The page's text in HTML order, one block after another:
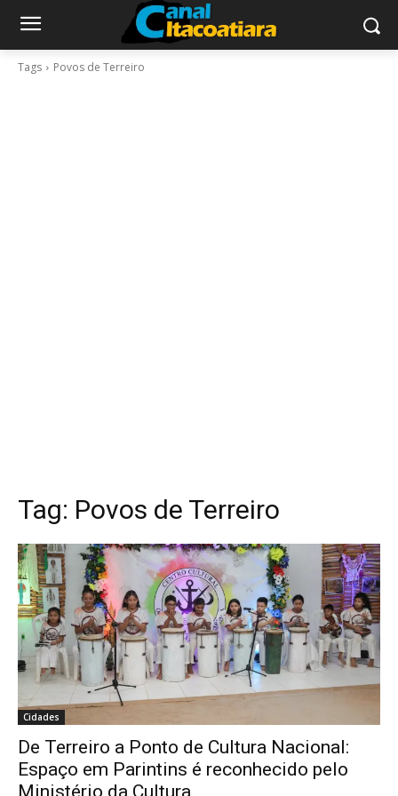
Tags Povos de Terreiro
Tag: Povos de Terreiro
Cidades
De Terreiro a Ponto de Cultura Nacional:
Espaço em Parintins é reconhecido pelo
Ministério da Cultura